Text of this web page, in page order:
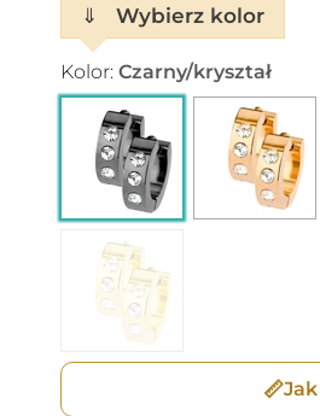
⇓ Wybierz kolor
Kolor: Czarny/kryształ
📏